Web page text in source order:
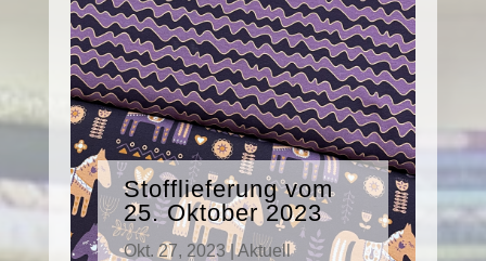
Stofflieferung vom
25. Oktober 2023
Okt. 27, 2023|Aktuell